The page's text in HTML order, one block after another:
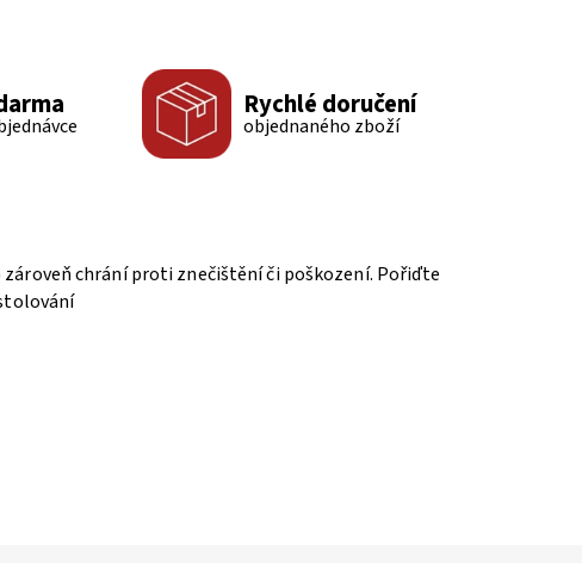
Rychlé doručení
objednaného zboží
chrání proti znečištění či poškození. Pořiďte